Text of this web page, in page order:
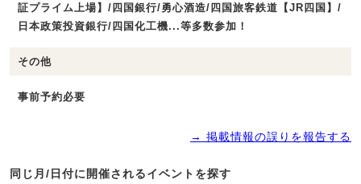
証プライム上場】/四国銀行/勇心酒造/四国旅客鉄道【JR四国】/
日本政策投資銀行/四国化工機...等多数参加！
その他
事前予約必要
→ 掲載情報の誤りを報告する
同じ月/日付に開催されるイベントを探す